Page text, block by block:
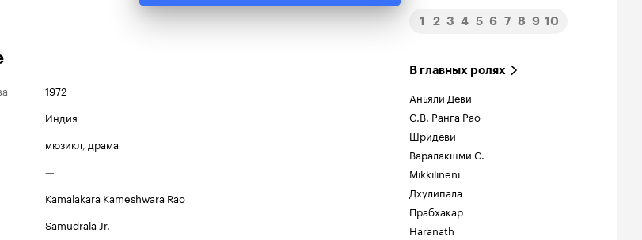
1 2 3 4 5 6 7 8 9 10
1972
Индия
мюзикл, драма
—
Kamalakara Kameshwara Rao
Samudrala Jr.
В главных ролях
Аньяли Деви
С.В. Ранга Рао
Шридеви
Варалакшми С.
Mikkilineni
Дхулипала
Прабхакар
Haranath